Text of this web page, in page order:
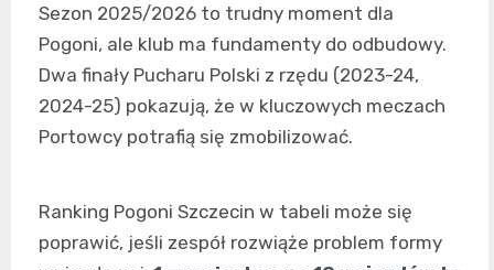
Sezon 2025/2026 to trudny moment dla
Pogoni, ale klub ma fundamenty do odbudowy.
Dwa finały Pucharu Polski z rzędu (2023-24,
2024-25) pokazują, że w kluczowych meczach
Portowcy potrafią się zmobilizować.
Ranking Pogoni Szczecin w tabeli może się
poprawić, jeśli zespół rozwiąże problem formy